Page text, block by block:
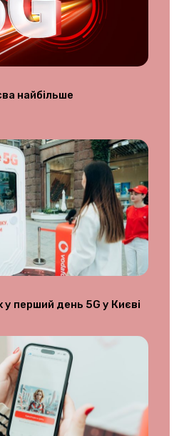
найбільше
перший день 5G у Києві